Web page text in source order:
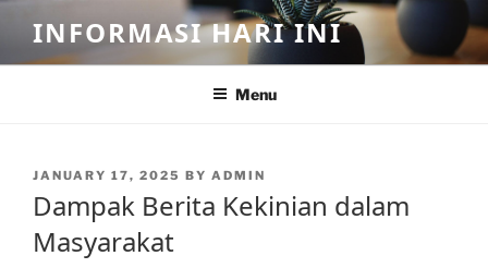
content
INFORMASI HARI INI
Menu
POSTED
JANUARY 17, 2025 BY ADMIN
Dampak Berita Kekinian dalam
Masyarakat